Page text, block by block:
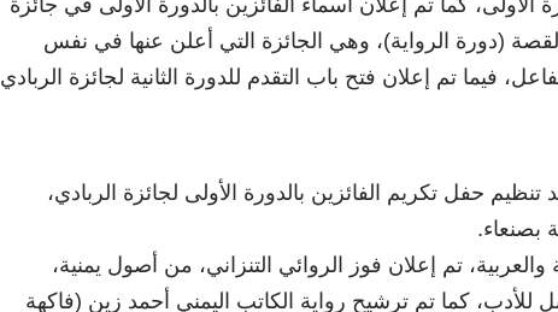
(دورة الرواية)، وهي الجائزة التي أعلن عنها في نفس
فيما تم إعلان فتح باب التقدم للدورة الثانية لجائزة الربادي
حفل تكريم الفائزين بالدورة الأولى لجائزة الربادي،
بصنعاء.
والعربية، تم إعلان فوز الروائي التنزاني، من أصول يمنية،
للأدب، كما تم ترشيح رواية الكاتب اليمني أحمد زين (فاكهة